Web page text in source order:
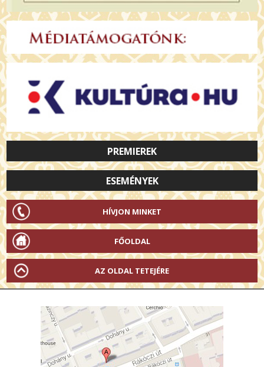
PREMIEREK
ESEMÉNYEK
HÍVJON MINKET
FŐOLDAL
AZ OLDAL TETEJÉRE